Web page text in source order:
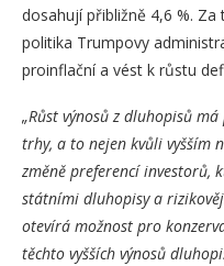
dosahují přibližně 4,6 %.
politika Trumpovy
proinflační a vést k růstu
„Růst výnosů z dluhopisů
trhy, a to nejen kvůli vyšším
změně preferencí investorů,
státními dluhopisy a
otevírá možnost pro
těchto vyšších výnosů